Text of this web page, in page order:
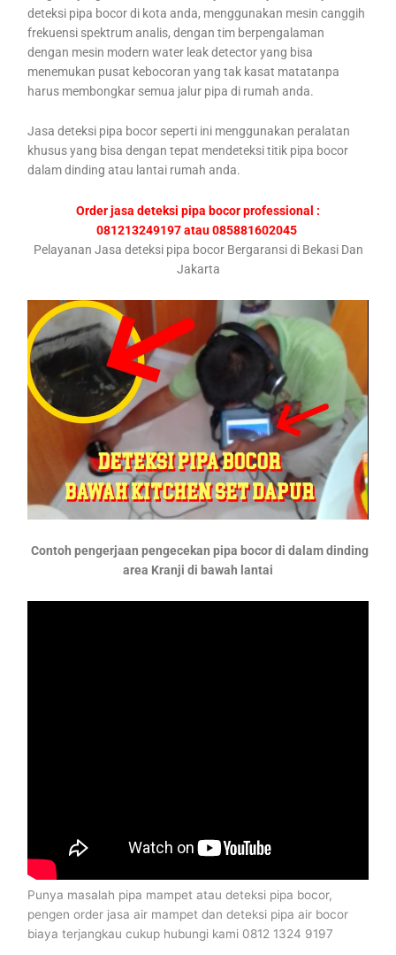
deteksi pipa bocor di kota anda, menggunakan mesin canggih
frekuensi spektrum analis, dengan tim berpengalaman
dengan mesin modern water leak detector yang bisa
menemukan pusat kebocoran yang tak kasat matatanpa
harus membongkar semua jalur pipa di rumah anda.
Jasa deteksi pipa bocor seperti ini menggunakan peralatan
khusus yang bisa dengan tepat mendeteksi titik pipa bocor
dalam dinding atau lantai rumah anda.
Order jasa deteksi pipa bocor professional :
081213249197 atau 085881602045
Pelayanan Jasa deteksi pipa bocor Bergaransi di Bekasi Dan
Jakarta
Contoh pengerjaan pengecekan pipa bocor di dalam dinding
area Kranji di bawah lantai
Punya masalah pipa mampet atau deteksi pipa bocor,
pengen order jasa air mampet dan deteksi pipa air bocor
biaya terjangkau cukup hubungi kami 0812 1324 9197